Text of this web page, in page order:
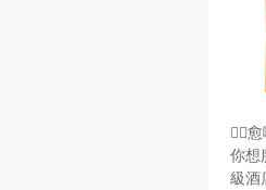
👉🏻
你想
級酒